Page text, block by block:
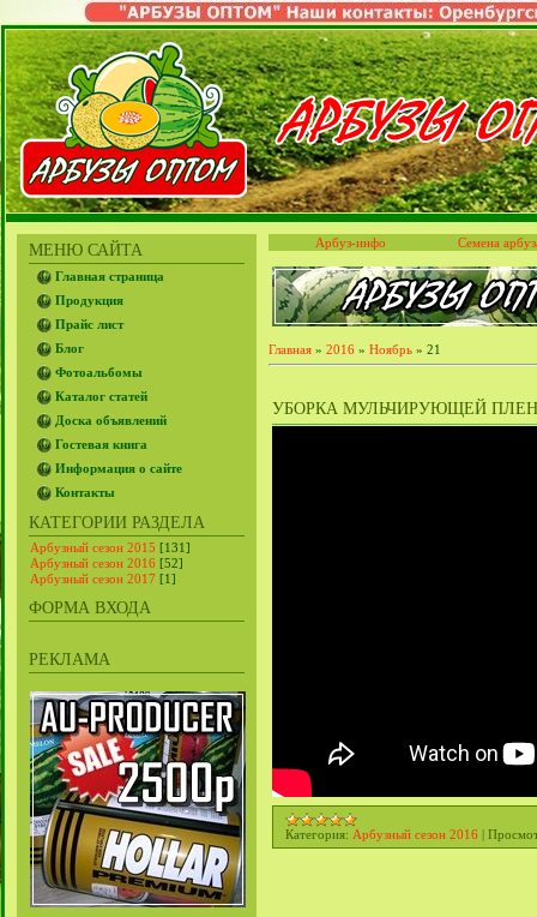
МЕНЮ САЙТА
Главная страница
Продукция
Прайс лист
Блог
Фотоальбомы
Каталог статей
Доска объявлений
Гостевая книга
Информация о сайте
Контакты
КАТЕГОРИИ РАЗДЕЛА
Арбузный сезон 2015 [131]
Арбузный сезон 2016 [52]
Арбузный сезон 2017 [1]
ФОРМА ВХОДА
РЕКЛАМА
Арбуз-инфо Семена
Главная » 2016 » Ноябрь » 21
УБОРКА МУЛЬЧИРУЮЩЕЙ
Категория: Арбузный сезон 2016 |